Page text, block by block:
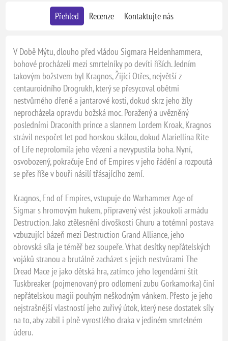
Přehled Recenze Kontaktujte nás
V Době Mýtu, dlouho před vládou Sigmara Heldenhammera,
bohové procházeli mezi smrtelníky po devíti říších. Jedním
takovým božstvem byl Kragnos, Žijící Otřes, největší z
centauroidního Drogrukh, který se přesycoval obětmi
nestvůrného dřeně a jantarové kosti, dokud skrz jeho žíly
neprocházela opravdu božská moc. Poražený a uvězněný
posledními Draconith prince a slannem Lordem Kroak, Kragnos
strávil nespočet let pod horskou skálou, dokud Alariellina Rite
of Life neprolomila jeho vězení a nevypustila boha. Nyní,
osvobozený, pokračuje End of Empires v jeho řádění a rozpoutá
se přes říše v bouři násilí třásajícího zemí.
Kragnos, End of Empires, vstupuje do Warhammer Age of
Sigmar s hromovým hukem, připravený vést jakoukoli armádu
Destruction. Jako ztělesnění divoškosti Ghuru a totémní postava
vzbuzující bázeň mezi Destruction Grand Alliance, jeho
obrovská síla je téměř bez soupeře. Vrhat desítky nepřátelských
vojáků stranou a brutálně zacházet s jejich nestvůrami The
Dread Mace je jako dětská hra, zatímco jeho legendární štít
Tuskbreaker (pojmenovaný pro odlomení zubu Gorkamorka) činí
nepřátelskou magii pouhým neškodným vánkem. Přesto je jeho
nejstrašnější vlastností jeho zuřivý útok, který nese dostatek síly
na to, aby zabil i plně vyrostlého draka v jediném smrtelném
úderu.